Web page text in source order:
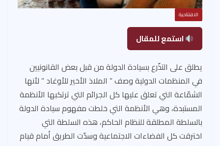
الافتتاحية
استمع للمقال
يطلق على التذّرع بسيادة الدولة من قبل بعض القانونيين
في المنظمات الدولية وصف ” الملاذ الأخير للأوغاد ” لأنها
الشمّاعة التي تعلق عليها كل الجرائم التي ترتكبها الأنظمة
المستبدة، وهي الأنظمة التي خلطت مفهوم سيادة الدولة
بالسلطة المطلقة للنظام الحاكم، هذه السلطة التي
اخترقت كل الفضاءات الاجتماعية وسدّت الطريق أمام قيام